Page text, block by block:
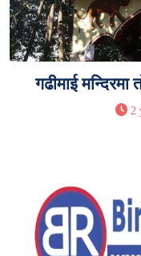
गढीमाई मन्दिरमा
2